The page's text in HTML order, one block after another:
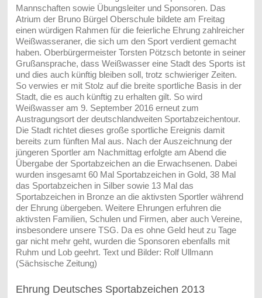
Mannschaften sowie Übungsleiter und Sponsoren. Das
Atrium der Bruno Bürgel Oberschule bildete am Freitag
einen würdigen Rahmen für die feierliche Ehrung zahlreicher
Weißwasseraner, die sich um den Sport verdient gemacht
haben. Oberbürgermeister Torsten Pötzsch betonte in seiner
Grußansprache, dass Weißwasser eine Stadt des Sports ist
und dies auch künftig bleiben soll, trotz schwieriger Zeiten.
So verwies er mit Stolz auf die breite sportliche Basis in der
Stadt, die es auch künftig zu erhalten gilt. So wird
Weißwasser am 9. September 2016 erneut zum
Austragungsort der deutschlandweiten Sportabzeichentour.
Die Stadt richtet dieses große sportliche Ereignis damit
bereits zum fünften Mal aus. Nach der Auszeichnung der
jüngeren Sportler am Nachmittag erfolgte am Abend die
Übergabe der Sportabzeichen an die Erwachsenen. Dabei
wurden insgesamt 60 Mal Sportabzeichen in Gold, 38 Mal
das Sportabzeichen in Silber sowie 13 Mal das
Sportabzeichen in Bronze an die aktivsten Sportler während
der Ehrung übergeben. Weitere Ehrungen erfuhren die
aktivsten Familien, Schulen und Firmen, aber auch Vereine,
insbesondere unsere TSG. Da es ohne Geld heut zu Tage
gar nicht mehr geht, wurden die Sponsoren ebenfalls mit
Ruhm und Lob geehrt. Text und Bilder: Rolf Ullmann
(Sächsische Zeitung)
Ehrung Deutsches Sportabzeichen 2013